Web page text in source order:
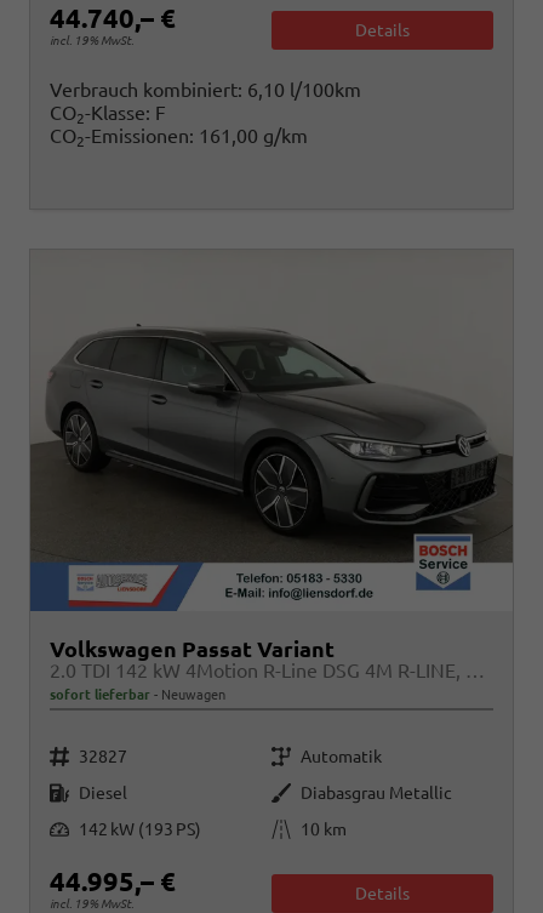
44.740,– €
incl. 19% MwSt.
Details
Verbrauch kombiniert: 6,10 l/100km
CO2-Klasse: F
CO2-Emissionen: 161,00 g/km
Volkswagen Passat Variant
2.0 TDI 142 kW 4Motion R-Line DSG 4M R-LINE, Pano, AHK, IQ.Light, HUD, 19-Zoll, AreaView, Navi, Side
sofort lieferbar Neuwagen
Fahrzeugnr. 32827 Getriebe Automatik
Kraftstoff Diesel Außenfarbe Diabasgrau Metallic
Leistung
142 kW (193 PS) Kilometerstand 10 km
44.995,– €
incl. 19% MwSt.
Details